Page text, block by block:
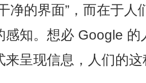
净的界面”，而在于
感知。想必 Google
来呈现信息，人们的